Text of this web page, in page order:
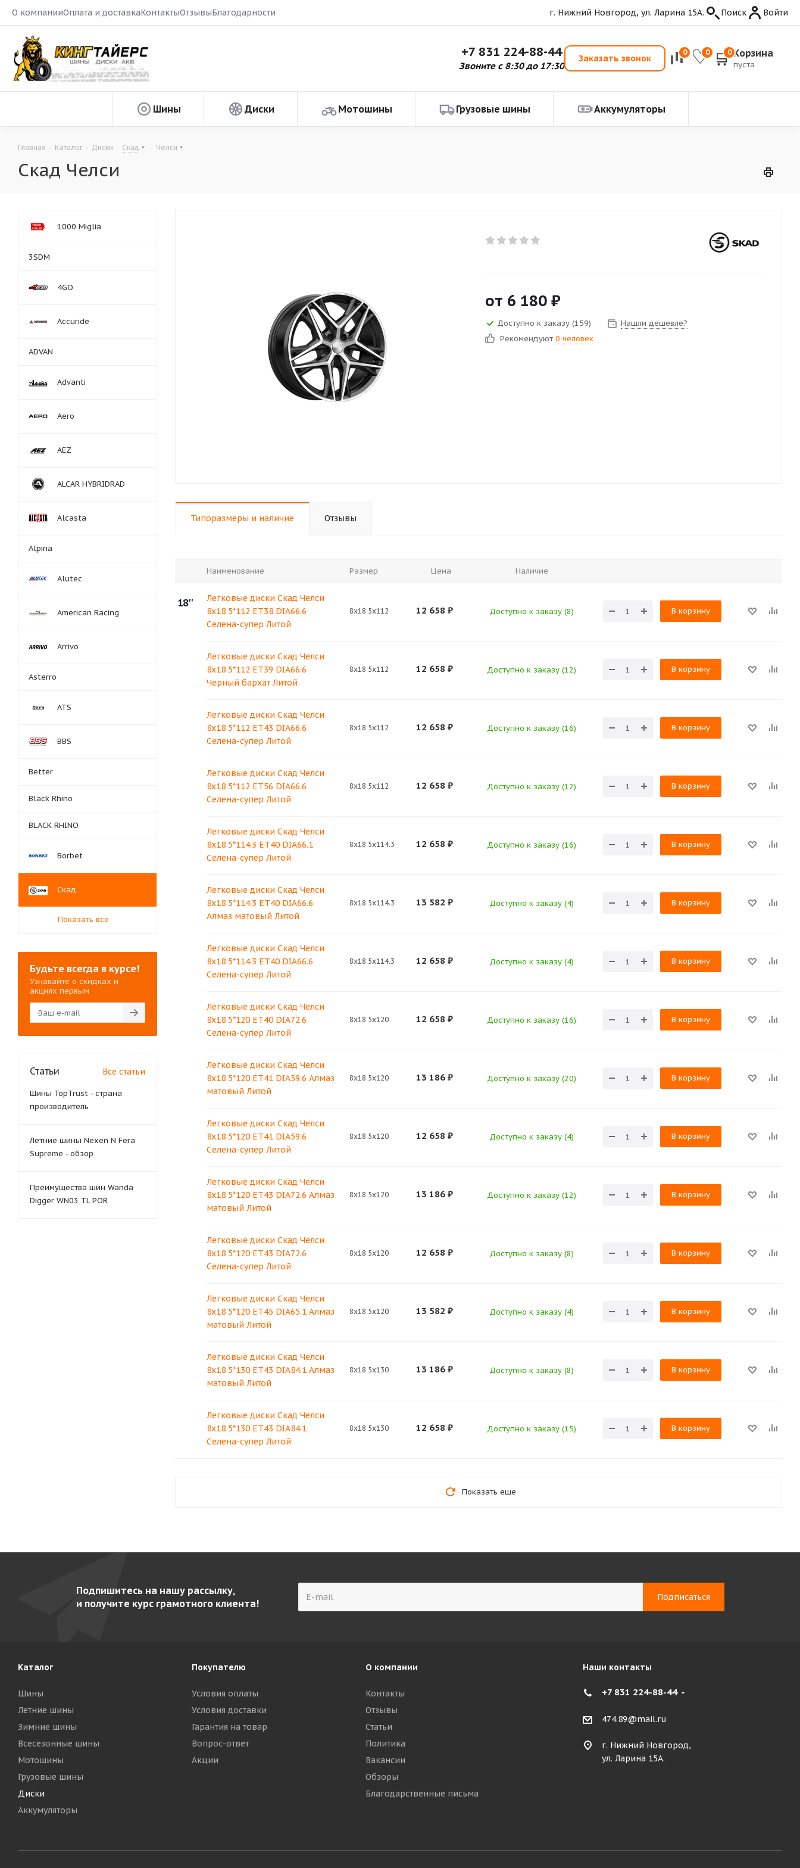
О компанииОплата и доставкаКонтактыОтзывыБлагодарности г. Нижний Новгород, ул. Ларина 15А. Поиск Войти
+7 831 224-88-44
Звоните с 8:30 до 17:30
Заказать звонок
0 0 0 Корзина
пуста
Шины Диски Мотошины Грузовые шины Аккумуляторы
Главная - Каталог - Диски - Скад - Челси
Скад Челси
от 6 180 ₽
Доступно к заказу (159)
Нашли дешевле?
Рекомендуют 0 человек
Типоразмеры и наличие Отзывы
Наименование Размер Цена Наличие
18''
Легковые диски Скад Челси
8x18 5*112 ET38 DIA66.6
Селена-супер Литой
8x18 5x112 12 658 ₽ Доступно к заказу (8) В корзину
Легковые диски Скад Челси
8x18 5*112 ET39 DIA66.6
Черный бархат Литой
8x18 5x112 12 658 ₽ Доступно к заказу (12) В корзину
Легковые диски Скад Челси
8x18 5*112 ET43 DIA66.6
Селена-супер Литой
8x18 5x112 12 658 ₽ Доступно к заказу (16) В корзину
Легковые диски Скад Челси
8x18 5*112 ET56 DIA66.6
Селена-супер Литой
8x18 5x112 12 658 ₽ Доступно к заказу (12) В корзину
Легковые диски Скад Челси
8x18 5*114.3 ET40 DIA66.1
Селена-супер Литой
8x18 5x114.3 12 658 ₽ Доступно к заказу (16) В корзину
Легковые диски Скад Челси
8x18 5*114.3 ET40 DIA66.6
Алмаз матовый Литой
8x18 5x114.3 13 582 ₽ Доступно к заказу (4) В корзину
Легковые диски Скад Челси
8x18 5*114.3 ET40 DIA66.6
Селена-супер Литой
8x18 5x114.3 12 658 ₽ Доступно к заказу (4) В корзину
Легковые диски Скад Челси
8x18 5*120 ET40 DIA72.6
Селена-супер Литой
8x18 5x120 12 658 ₽ Доступно к заказу (16) В корзину
Легковые диски Скад Челси
8x18 5*120 ET41 DIA59.6 Алмаз
матовый Литой
8x18 5x120 13 186 ₽ Доступно к заказу (20) В корзину
Легковые диски Скад Челси
8x18 5*120 ET41 DIA59.6
Селена-супер Литой
8x18 5x120 12 658 ₽ Доступно к заказу (4) В корзину
Легковые диски Скад Челси
8x18 5*120 ET43 DIA72.6 Алмаз
матовый Литой
8x18 5x120 13 186 ₽ Доступно к заказу (12) В корзину
Легковые диски Скад Челси
8x18 5*120 ET43 DIA72.6
Селена-супер Литой
8x18 5x120 12 658 ₽ Доступно к заказу (8) В корзину
Легковые диски Скад Челси
8x18 5*120 ET45 DIA65.1 Алмаз
матовый Литой
8x18 5x120 13 582 ₽ Доступно к заказу (4) В корзину
Легковые диски Скад Челси
8x18 5*130 ET43 DIA84.1 Алмаз
матовый Литой
8x18 5x130 13 186 ₽ Доступно к заказу (8) В корзину
Легковые диски Скад Челси
8x18 5*130 ET43 DIA84.1
Селена-супер Литой
8x18 5x130 12 658 ₽ Доступно к заказу (15) В корзину
Показать еще
1000 Miglia
3SDM
4GO
Accuride
ADVAN
Advanti
Aero
AEZ
ALCAR HYBRIDRAD
Alcasta
Alpina
Alutec
American Racing
Arrivo
Asterro
ATS
BBS
Better
Black Rhino
BLACK RHINO
Borbet
Скад
Показать все
Будьте всегда в курсе!
Узнавайте о скидках и
акциях первым
Статьи Все статьи
Шины TopTrust - страна
производитель
Летние шины Nexen N Fera
Supreme - обзор
Преимущества шин Wanda
Digger WN03 TL POR
Подпишитесь на нашу рассылку,
и получите курс грамотного клиента!
Каталог
Шины
Летние шины
Зимние шины
Всесезонные шины
Мотошины
Грузовые шины
Диски
Аккумуляторы
Покупателю
Условия оплаты
Условия доставки
Гарантия на товар
Вопрос-ответ
Акции
О компании
Контакты
Отзывы
Статьи
Политика
Вакансии
Обзоры
Благодарственные письма
Наши контакты
+7 831 224-88-44
474.89@mail.ru
г. Нижний Новгород,
ул. Ларина 15А.